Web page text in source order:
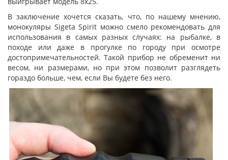
В заключение хочется сказать, что, по нашему мнению,
монокуляры Sigeta Spirit можно смело рекомендовать для
использования в самых разных случаях: на рыбалке, в
походе или даже в прогулке по городу при осмотре
достопримечательностей. Такой прибор не обременит ни
весом, ни размерами, но при этом позволит разглядеть
гораздо больше, чем, если Вы будете без него.